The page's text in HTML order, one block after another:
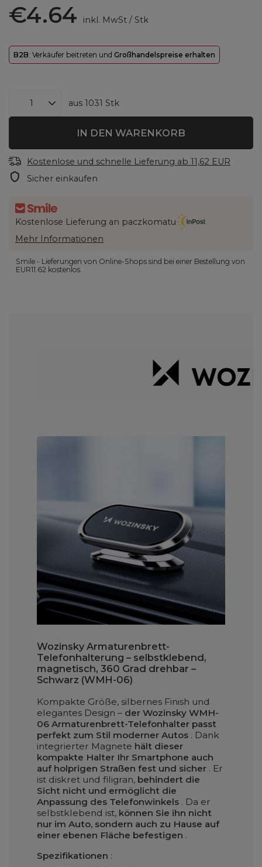
€4.64 inkl. MwSt/ Stk
B2B: Verkäufer beitreten und Großhandelspreise erhalten
aus 1031 Stk
IN DEN WARENKORB
Kostenlose und schnelle Lieferung ab 11,62 EUR
Sicher einkaufen
Kostenlose Lieferung an paczkomatu
Mehr Informationen
Smile - Lieferungen von Online-Shops sind bei einer Bestellung von
EUR11.62 kostenlos.
Wozinsky Armaturenbrett-
Telefonhalterung – selbstklebend,
magnetisch, 360 Grad drehbar –
Schwarz (WMH-06)
Kompakte Größe, silbernes Finish und
elegantes Design – der Wozinsky WMH-
06 Armaturenbrett-Telefonhalter passt
perfekt zum Stil moderner Autos . Dank
integrierter Magnete hält dieser
kompakte Halter Ihr Smartphone auch
auf holprigen Straßen fest und sicher . Er
ist diskret und filigran, behindert die
Sicht nicht und ermöglicht die
Anpassung des Telefonwinkels . Da er
selbstklebend ist, können Sie ihn nicht
nur im Auto, sondern auch zu Hause auf
einer ebenen Fläche befestigen .
Spezifikationen :